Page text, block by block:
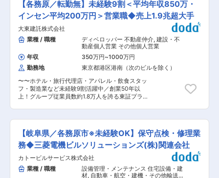
める業務
詰め、後進へ伝えていく専門職コース ・残業は
10ｈ程度です。車1〜2台につき3〜4人で担当し
ていることに加え、時間予約制で飛び込み作業が
あまり発生しないこと、十分な人数を揃えること
で、整備士の負担を減らしています。 ・社員自身
の目標設定とその結果が評価に反映されるという
評価制度を導入しているので、明朗かつ納得度の
高い内容となっています。 ・自分の車の整備も、
安全に乗る上で必要な整備（車検、オイル交換な
ど）であれば営業時間内に実施可能です。 ・新
車・中古車はもちろん国産車・輸入車など、社員
価格で購入できます。（オークションで仕入れが
できます） ■社風 20代社員が多く、社員同士の
感を大事に業務をしており、やる気／向上心が高
い方が多い環境です。社内外含めコミュニケーシ
ながら成長したい方にはぴったりな環境です。 ■
組織構成： 可児市：30〜40名 各務原市：20名 ※
新卒・中途半々ほど 変更の範囲：会社の定める業
務
す。 （1）新しい製品を立ち上げる：顧客と擦り
合わせ→どのように作っていくのかを考えていく
（期間は1年半〜2年ぐらい） （2）既存の立ち上
がっている製品の品質改善 （3）各品種で無駄を
削減していく ※（2）（3）は区切りをつけて対応
していきます。 ■業務の魅力／やりがい： ・お
客様が求める高難度の仕様に応えるため、当社な
らではの高い精密加工により、品質を維持するこ
とができています。今後も複雑化する仕様を満足
するため一から我々が考え、設計した「技術」を
生産ラインに反映できます。 ・図面上の構想を自
らの手で生産ラインとして立ち上げ、量産という
成果に繋げていく技術者としての達成感がありま
す。 ・プレスーめっきー検査の工程を一貫して対
は： パワーエレクトロニクス製品やパワーデバイ
スにおいて使用される金属フレームの一部です。
半導体チップやその他の電子部品を機械的に支持
し、電気的に接続する役割を果たしています。 高
電力や高電圧のアプリケーションに適しており、
例えばパワーエレクトロニクス、電源装置、モー
【各務原／転勤無】未経験9割＜平均年収850万・
インセン平均200万円＞営業職◆売上1.9兆超大手
大東建託株式会社
業種 / 職種
ディベロッパー 不動産仲介, 建設・不
動産個人営業 その他個人営業
年収
350万円~1000万円
勤務地
東京都港区港南（次のビルを除く）
〜〜ホテル・旅行代理店・アパレル・飲食スタッ
フ・製造業など未経験9割活躍中／創業50年以
上！グループ従業員数約1.8万人を誇る東証プライ
井のインセンティブで圧倒的に稼げる！ ※1件の
成約で平均200万円の支給あり！ ・ネームバリュ
ー×豊富なデータベースがあるため、お客様との
関係構築がしやすい ・教育体制が整っており、名
刺の渡し方から教えてもらえる手厚いサポート ※
社内表彰では、営業未経験の方が多数受賞されて
おります！ はじめはお客様に顔を覚えてもらうこ
とが仕事となります。 何度もお会いしていくうち
【岐阜県／各務原市※未経験OK】保守点検・修理業
務◆三菱電機ビルソリューションズ(株)関連会社
カトービルサービス株式会社
業種 / 職種
設備管理・メンテナンス 住宅設備・建
材, 自動車・航空・建機・その他輸送機